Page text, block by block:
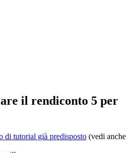
il rendiconto 5 per
di tutorial già predisposto (vedi anche